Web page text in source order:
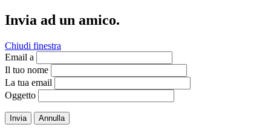
Invia ad un amico.
Chiudi finestra
Email a
Il tuo nome
La tua email
Oggetto
Invia Annulla